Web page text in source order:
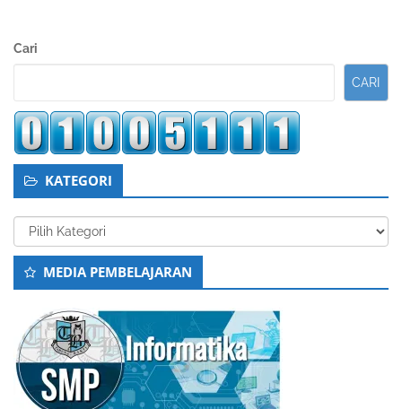
Sidebar
Cari
CARI
KATEGORI
Kategori
MEDIA PEMBELAJARAN